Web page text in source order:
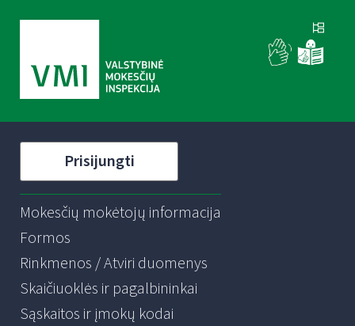
Prisijungti
Mokesčių mokėtojų informacija
Formos
Rinkmenos / Atviri duomenys
Skaičiuoklės ir pagalbininkai
Sąskaitos ir įmokų kodai